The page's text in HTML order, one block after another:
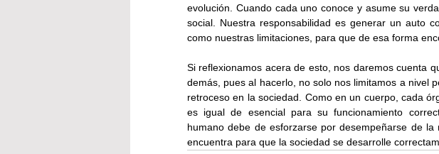
evolución. Cuando cada uno conoce y asume su
social. Nuestra responsabilidad es generar un auto
como nuestras limitaciones, para que de esa forma
Si reflexionamos acera de esto, nos daremos cuenta
demás, pues al hacerlo, no solo nos limitamos a nivel
retroceso en la sociedad. Como en un cuerpo, cada
es igual de esencial para su funcionamiento
humano debe de esforzarse por desempeñarse de
encuentra para que la sociedad se desarrolle